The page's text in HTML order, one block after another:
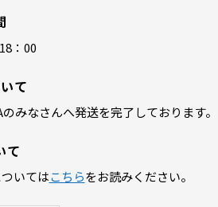
：00
て
みなさんへ発送を完了しております。
て
いてはこちらをお読みください。